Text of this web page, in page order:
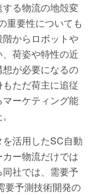
る物流の地殻変
重要性についても
からロボットや
荷姿や特性の近
が必要になるの
ただ荷主に追従
ーケティング能
活用したSC自動
ー物流だけでは
社では、需要予
要予測技術開発の